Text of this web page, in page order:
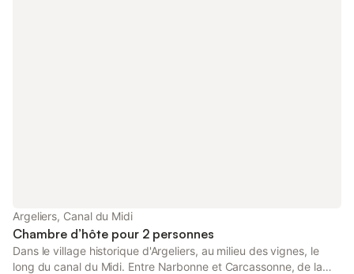
Argeliers, Canal du Midi
Chambre d’hôte pour 2 personnes
Dans le village historique d'Argeliers, au milieu des vignes, le
long du canal du Midi. Entre Narbonne et Carcassonne, de la